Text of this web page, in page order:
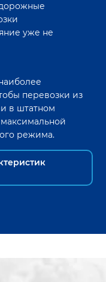
уже не
перевозки из
в штатном
режима.